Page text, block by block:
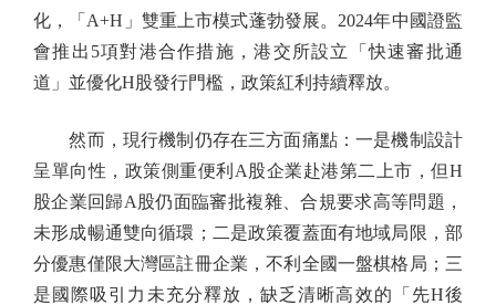
化，「A+H」雙重上市模式蓬勃發展。2024年中國證監
會推出5項對港合作措施，港交所設立「快速審批通
道」並優化H股發行門檻，政策紅利持續釋放。
然而，現行機制仍存在三方面痛點：一是機制設計
呈單向性，政策側重便利A股企業赴港第二上市，但H
股企業回歸A股仍面臨審批複雜、合規要求高等問題，
未形成暢通雙向循環；二是政策覆蓋面有地域局限，部
分優惠僅限大灣區註冊企業，不利全國一盤棋格局；三
是國際吸引力未充分釋放，缺乏清晰高效的「先H後